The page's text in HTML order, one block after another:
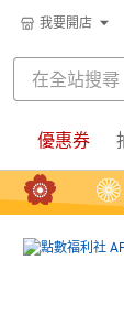
我要開店
優惠券